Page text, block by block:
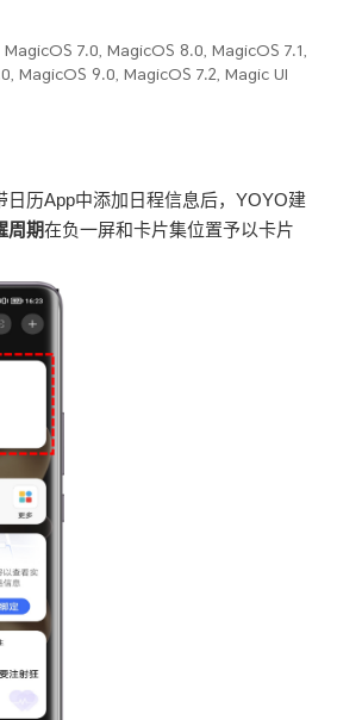
MagicOS 7.0, MagicOS 8.0, MagicOS 7.1,
MagicOS 9.0, MagicOS 7.2, Magic UI
日历App中添加日程信息后，YOYO建
周期在负一屏和卡片集位置予以卡片